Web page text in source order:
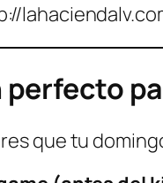
perfecto
que tu